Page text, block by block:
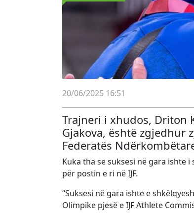
20/06/2025 16:51
Trajneri i xhudos, Driton
Gjakova, është zgjedhur
Federatës
Kuka tha se suksesi në gara ishte
për postin e ri në IJF.
“Suksesi në gara ishte e
Olimpike pjesë e IJF Athlete